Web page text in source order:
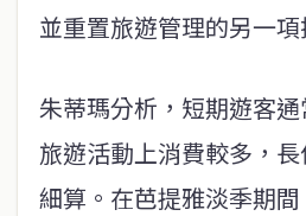
並重置旅遊管理的另一項
朱蒂瑪分析，短期遊客
旅遊活動上消費較多，
細算。在芭提雅淡季期